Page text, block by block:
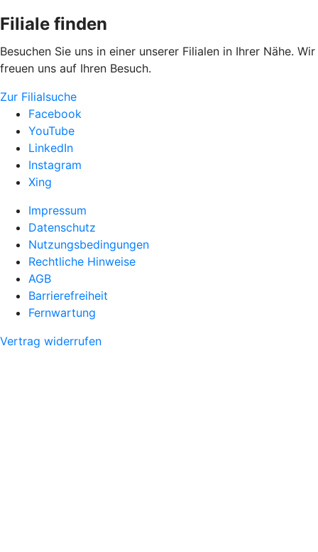
Filiale finden
Besuchen Sie uns in einer unserer Filialen in Ihrer Nähe. Wir
freuen uns auf Ihren Besuch.
Zur Filialsuche
Facebook
YouTube
LinkedIn
Instagram
Xing
Impressum
Datenschutz
Nutzungsbedingungen
Rechtliche Hinweise
AGB
Barrierefreiheit
Fernwartung
Vertrag widerrufen